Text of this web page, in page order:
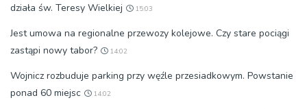
działa św. Teresy Wielkiej
15:03
Jest umowa na regionalne przewozy kolejowe. Czy stare pociągi
zastąpi nowy tabor?
14:02
Wojnicz rozbuduje parking przy węźle przesiadkowym. Powstanie
ponad 60 miejsc
14:02